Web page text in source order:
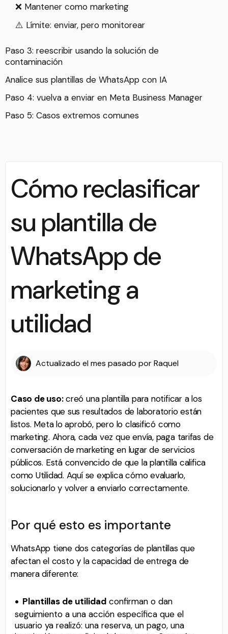
❌ Mantener como marketing
⚠️ Límite: enviar, pero monitorear
Paso 3: reescribir usando la solución de
contaminación
Analice sus plantillas de WhatsApp con IA
Paso 4: vuelva a enviar en Meta Business Manager
Paso 5: Casos extremos comunes
Cómo reclasificar
su plantilla de
WhatsApp de
marketing a
utilidad
Actualizado el mes pasado porRaquel
Caso de uso:creó una plantilla para notificar a los
pacientes que sus resultados de laboratorio están
listos. Meta lo aprobó, pero lo clasificó como
marketing. Ahora, cada vez que envía, paga tarifas de
conversación de marketing en lugar de servicios
públicos. Está convencido de que la plantilla califica
como Utilidad. Aquí se explica cómo evaluarlo,
solucionarlo y volver a enviarlo correctamente.
Por qué esto es importante
WhatsApp tiene dos categorías de plantillas que
afectan el costo y la capacidad de entrega de
manera diferente:
Plantillas de utilidad confirman o dan
seguimiento a una acción específica que el
usuario ya realizó: una reserva, un pago, una